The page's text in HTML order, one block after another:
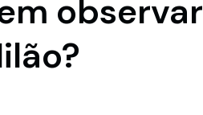
observar